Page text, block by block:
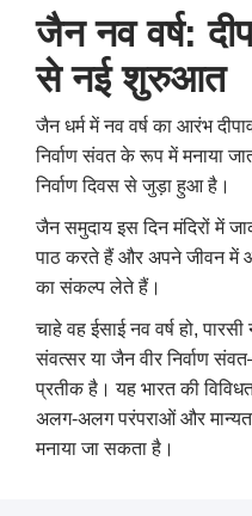
जैन नव वर्ष:
से नई शुरुआत
जैन धर्म में नव वर्ष का आरंभ
निर्वाण संवत के रूप में मनाया
निर्वाण दिवस से जुड़ा हुआ है।
जैन समुदाय इस दिन मंदिरों में
पाठ करते हैं और अपने जीवन में
का संकल्प लेते हैं।
चाहे वह ईसाई नव वर्ष हो,पारसी
संवत्सर या जैन वीर निर्वाण
प्रतीक है। यह भारत की
अलग-अलग परंपराओं और
मनाया जा सकता है।